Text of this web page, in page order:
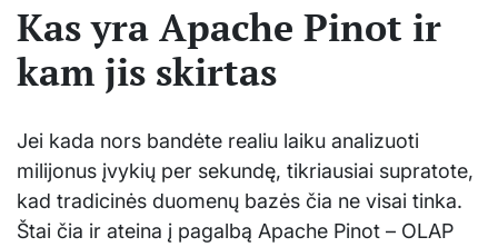
Kas yra Apache Pinot ir
kam jis skirtas
Jei kada nors bandėte realiu laiku analizuoti
milijonus įvykių per sekundę, tikriausiai supratote,
kad tradicinės duomenų bazės čia ne visai tinka.
Štai čia ir ateina į pagalbą Apache Pinot – OLAP